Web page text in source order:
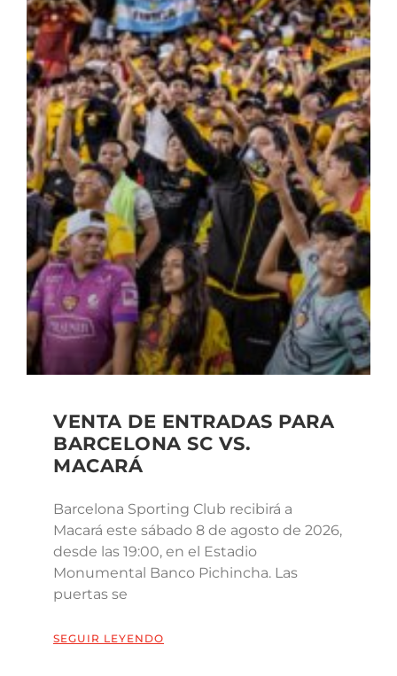
VENTA DE ENTRADAS PARA
BARCELONA SC VS.
MACARÁ
Barcelona Sporting Club recibirá a
Macará este sábado 8 de agosto de 2026,
desde las 19:00, en el Estadio
Monumental Banco Pichincha. Las
puertas se
SEGUIR LEYENDO